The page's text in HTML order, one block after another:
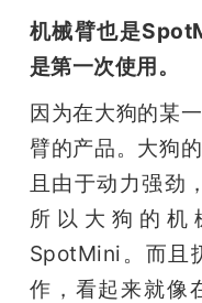
机械臂也是
是第一次使用。
因为在大狗的某
臂的产品。大狗
且由于动力强劲
所以大狗的机
SpotMini。而且
作，看起来就像